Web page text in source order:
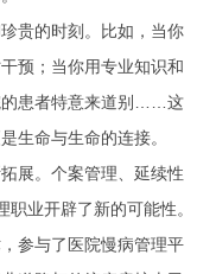
贵的时刻。比如，当你
预；当你用专业知识和
的患者特意来道别……这
生命与生命的连接。
展。个案管理、延续性
业开辟了新的可能性。
参与了医院慢病管理平